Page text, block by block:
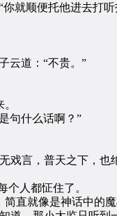
就顺便托他进去打听
云道：“不贵。”
句什么话啊？”
言，普天之下，也
人都怔住了。
就像是神话中的